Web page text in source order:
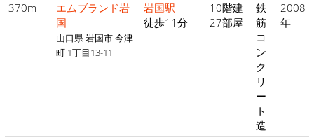
370m
エムブランド岩
国
山口県 岩国市 今津
町 1丁目13-11
岩国駅
徒歩11分
10階建
27部屋
鉄
筋
コ
ン
ク
リ
ー
ト
造
2008
年